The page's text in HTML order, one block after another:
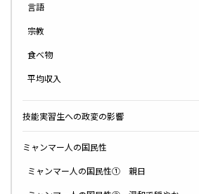
言語
宗教
食べ物
平均収入
技能実習生への政変の影響
ミャンマー人の国民性
ミャンマー人の国民性① 親日